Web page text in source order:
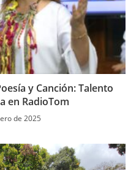
y Canción: Talento
en RadioTom
de 2025